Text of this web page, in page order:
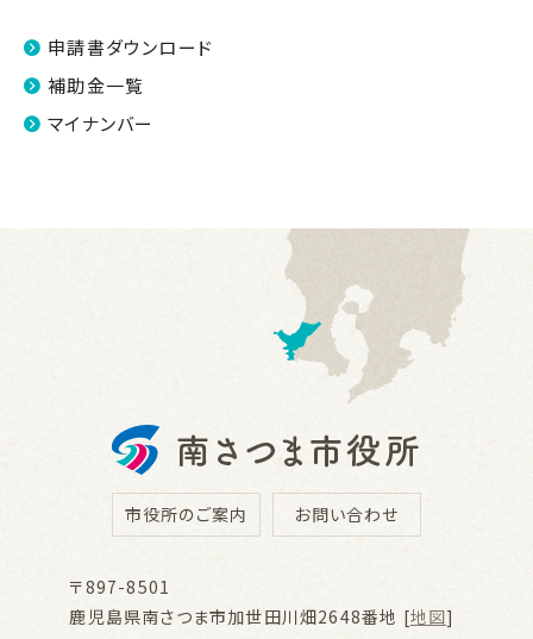
申請書ダウンロード
補助金一覧
マイナンバー
市役所のご案内 お問い合わせ
〒897-8501
鹿児島県南さつま市加世田川畑2648番地 [地図]